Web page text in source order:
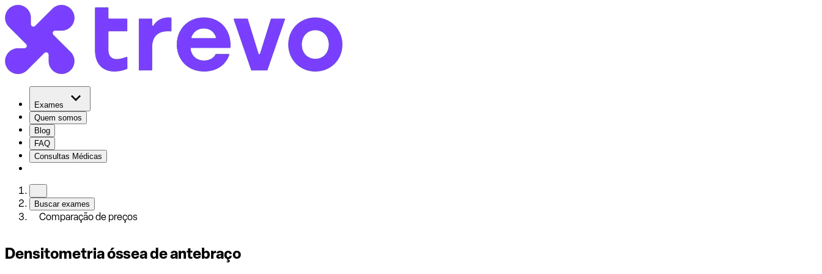
Exames
Quem somos
Blog
FAQ
Consultas Médicas
Buscar exames
Comparação de preços
Densitometria óssea de antebraço